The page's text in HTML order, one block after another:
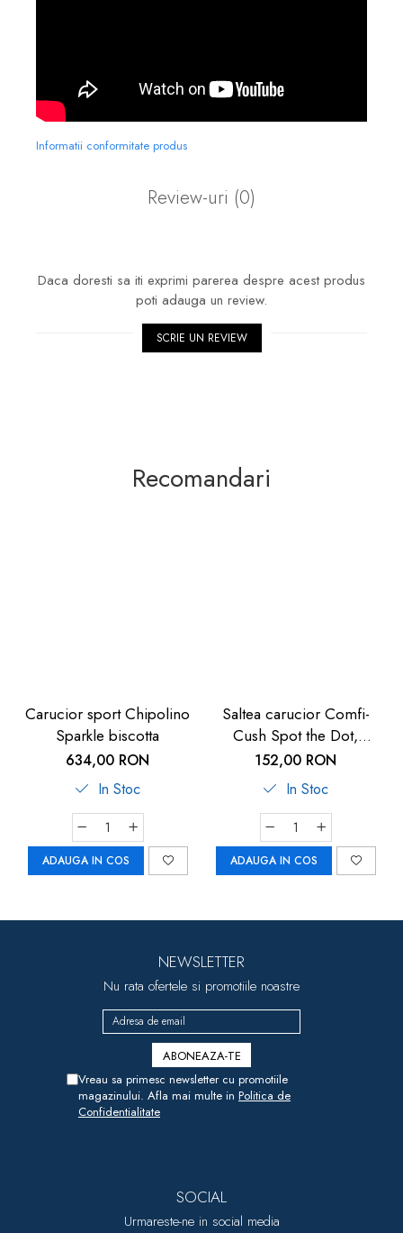
Informatii conformitate produs
Review-uri (0)
Daca doresti sa iti exprimi parerea despre acest produs
poti adauga un review.
SCRIE UN REVIEW
Recomandari
Carucior sport Chipolino
Sparkle biscotta
634,00 RON
In Stoc
ADAUGA IN COS
Saltea carucior Comfi-
Cush Spot the Dot,
841127
152,00 RON
In Stoc
ADAUGA IN COS
NEWSLETTER
Nu rata ofertele si promotiile noastre
Vreau sa primesc newsletter cu promotiile
magazinului. Afla mai multe in Politica de
Confidentialitate
SOCIAL
Urmareste-ne in social media